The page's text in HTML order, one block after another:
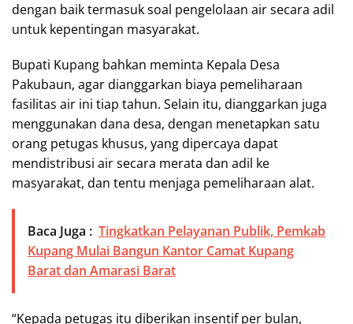
dengan baik termasuk soal pengelolaan air secara adil
untuk kepentingan masyarakat.
Bupati Kupang bahkan meminta Kepala Desa
Pakubaun, agar dianggarkan biaya pemeliharaan
fasilitas air ini tiap tahun. Selain itu, dianggarkan juga
menggunakan dana desa, dengan menetapkan satu
orang petugas khusus, yang dipercaya dapat
mendistribusi air secara merata dan adil ke
masyarakat, dan tentu menjaga pemeliharaan alat.
Baca Juga : Tingkatkan Pelayanan Publik, Pemkab
Kupang Mulai Bangun Kantor Camat Kupang
Barat dan Amarasi Barat
“Kepada petugas itu diberikan insentif per bulan,